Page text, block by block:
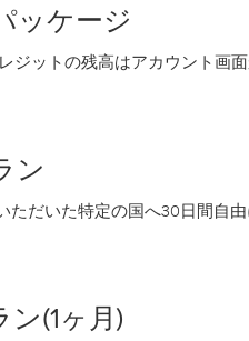
ッケージ
ジットの残高はアカウント画
ン
ただいた特定の国へ30日間自
ン(1ヶ月)